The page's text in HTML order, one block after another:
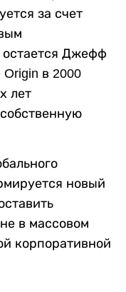
за счет
остается Джефф
в 2000
лет
новый
в массовом
корпоративной